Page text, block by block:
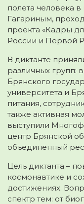
полета человека
Гагариным,
проекта «Кадры
России и Первой
В диктанте
различных групп:
Брянского
университета и
питания,
также активная
выступили
центр Брянской
объединенный
Цель диктанта –
космонавтике и
достижениях.
спектр тем: от